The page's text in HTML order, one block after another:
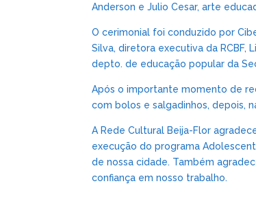
Anderson e Julio Cesar, arte
O cerimonial foi conduzido por
Silva, diretora executiva da RCBF,
depto. de educação popular da
Após o importante momento de
com bolos e salgadinhos, depois,
A Rede Cultural Beija-Flor
execução do programa
de nossa cidade. Também
confiança em nosso trabalho.